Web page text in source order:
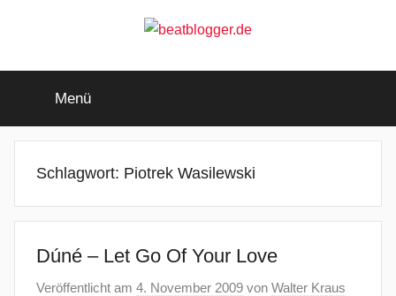
beatblogger.de
beat
goes
Menü
Schlagwort: Piotrek Wasilewski
Dúné – Let Go Of Your Love
Veröffentlicht am 4. November 2009 von Walter Kraus